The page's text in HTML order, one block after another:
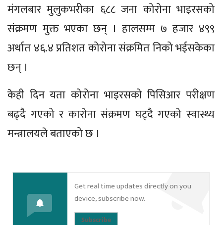
मंगलबार मुलुकभरीका ६८८ जना कोरोना भाइरसको
संक्रमण मुक्त भएका छन् । हालसम्म ७ हजार ४९९
अर्थात ४६.४ प्रतिशत कोरोना संक्रमित निको भईसकेका
छन् ।
केही दिन यता कोरोना भाइरसको पिसिआर परीक्षण
बढ्दै गएको र कारोना संक्रमण घट्दै गएको स्वास्थ्य
मन्त्रालयले बताएको छ ।
Get real time updates directly on you
device, subscribe now.
Subscribe